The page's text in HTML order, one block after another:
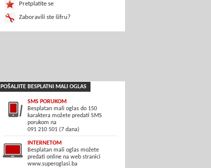
Pretplatite se
Zaboravili ste šifru?
POŠALJITE BESPLATNI MALI OGLAS
SMS PORUKOM
Besplatan mali oglas do 150
karaktera možete predati SMS
porukom na
091 210 501 (7 dana)
INTERNETOM
Besplatan mali oglas možete
predati online na web stranici
www.superoglasi.ba